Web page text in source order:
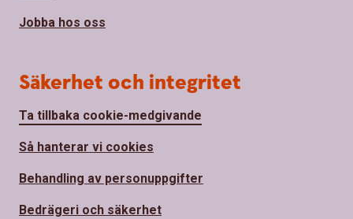
Jobba hos oss
Säkerhet och integritet
Ta tillbaka cookie-medgivande
Så hanterar vi cookies
Behandling av personuppgifter
Bedrägeri och säkerhet